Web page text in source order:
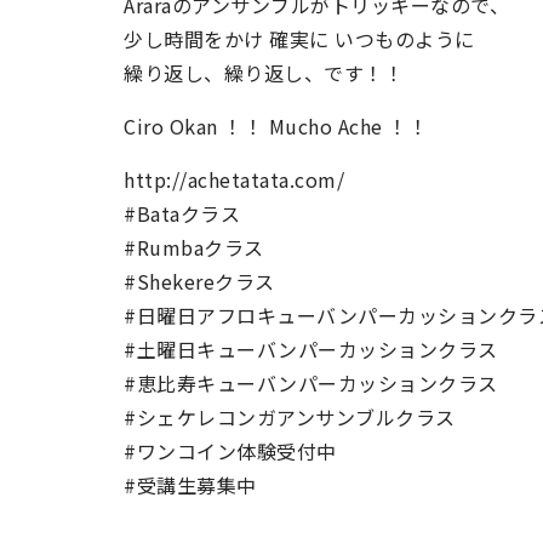
少し時間をかけ 確実に いつものように
繰り返し、繰り返し、です！！
Ciro Okan ！！ Mucho Ache ！！
http://achetatata.com/
#Bataクラス
#Rumbaクラス
#Shekereクラス
#日曜日アフロキューバンパーカッションクラ
#土曜日キューバンパーカッションクラス
#恵比寿キューバンパーカッションクラス
#シェケレコンガアンサンブルクラス
#ワンコイン体験受付中
#受講生募集中